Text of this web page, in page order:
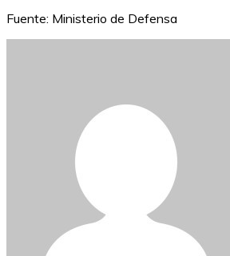
Fuente: Ministerio de Defensa